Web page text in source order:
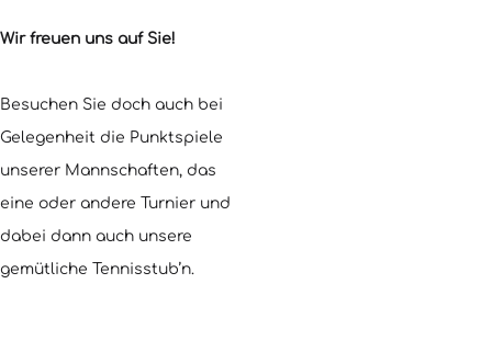
Wir freuen uns auf Sie!
Besuchen Sie doch auch bei
Gelegenheit die Punktspiele
unserer Mannschaften, das
eine oder andere Turnier und
dabei dann auch unsere
gemütliche Tennisstub’n.